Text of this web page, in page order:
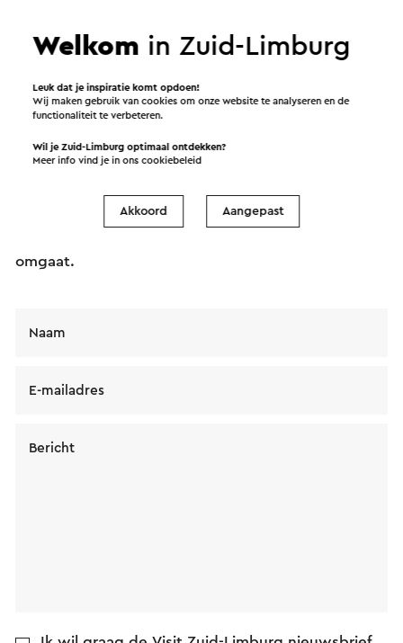
Verstuur een e-mail
bericht wordt na een klik op “Verstuur” direct
verstuurd. In onze privacy verklaring staat hoe Visit
omgaat.
Naam
E-mailadres
Bericht
Welkom in Zuid-Limburg
Leuk dat je inspiratie komt opdoen!
Wij maken gebruik van cookies om onze website te analyseren en de
functionaliteit te verbeteren.
Wil je Zuid-Limburg optimaal ontdekken?
Meer info vind je in onscookiebeleid
Akkoord Aangepast